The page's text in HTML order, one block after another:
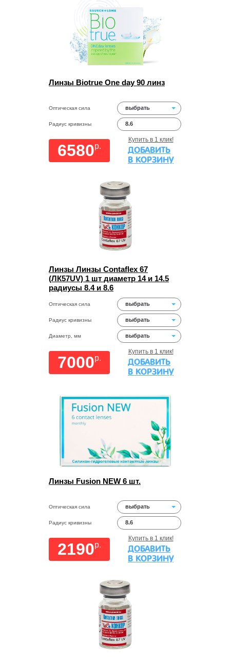
Линзы Biotrue One day 90 линз
Оптическая сила выбрать
Радиус кривизны 8.6
6580p.
Купить в 1 клик!
ДОБАВИТЬ
В КОРЗИНУ
Линзы Линзы Contaflex 67
(ЛК57UV) 1 шт диаметр 14 и 14.5
радиусы 8.4 и 8.6
Оптическая сила выбрать
Радиус кривизны выбрать
Диаметр, мм выбрать
7000p.
Купить в 1 клик!
ДОБАВИТЬ
В КОРЗИНУ
Линзы Fusion NEW 6 шт.
Оптическая сила выбрать
Радиус кривизны 8.6
2190p.
Купить в 1 клик!
ДОБАВИТЬ
В КОРЗИНУ